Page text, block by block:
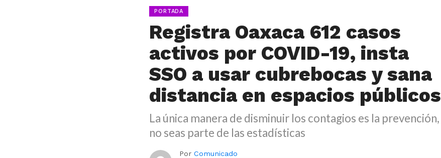
PORTADA
Registra Oaxaca 612 casos
activos por COVID-19, insta
SSO a usar cubrebocas y sana
distancia en espacios públicos
La única manera de disminuir los contagios es la prevención,
no seas parte de las estadísticas
Por Comunicado